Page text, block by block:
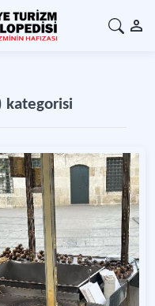
kategorisi